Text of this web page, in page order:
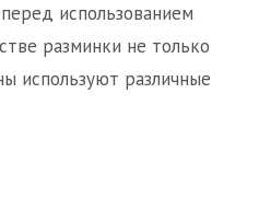
использованием
разминки не только
используют различные